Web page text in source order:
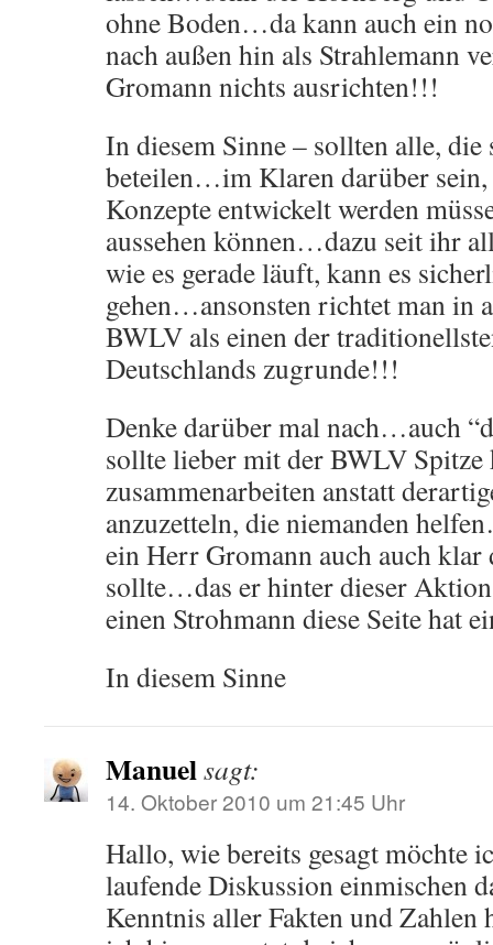
ohne Boden…da kann auch ein
nach außen hin als Strahlemann
Gromann nichts ausrichten!!!
In diesem Sinne – sollten alle,
beteilen…im Klaren darüber
Konzepte entwickelt werden
aussehen können…dazu seit ihr
wie es gerade läuft, kann es
gehen…ansonsten richtet man in
BWLV als einen der
Deutschlands zugrunde!!!
Denke darüber mal nach…auch
sollte lieber mit der BWLV
zusammenarbeiten anstatt
anzuzetteln, die niemanden
ein Herr Gromann auch auch klar
sollte…das er hinter dieser
einen Strohmann diese Seite hat
In diesem Sinne
Manuelsagt:
14. Oktober 2010 um 21:45 Uhr
Hallo, wie bereits gesagt möchte
laufende Diskussion einmischen
Kenntnis aller Fakten und Zahlen